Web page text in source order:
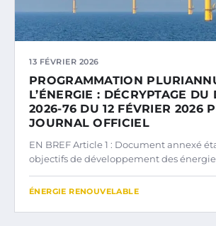
13 FÉVRIER 2026
PROGRAMMATION
L’ÉNERGIE : DÉCRYPTAGE DU
2026-76 DU 12 FÉVRIER 2026
JOURNAL OFFICIEL
EN BREF Article 1 : Document annexé
objectifs de développement des
ÉNERGIE RENOUVELABLE